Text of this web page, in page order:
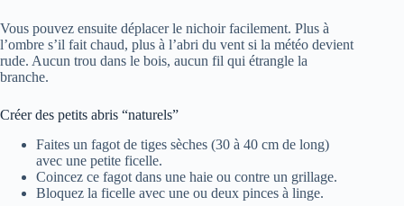
Vous pouvez ensuite déplacer le nichoir facilement. Plus à
l’ombre s’il fait chaud, plus à l’abri du vent si la météo devient
rude. Aucun trou dans le bois, aucun fil qui étrangle la
branche.
Créer des petits abris “naturels”
Faites un fagot de tiges sèches (30 à 40 cm de long)
avec une petite ficelle.
Coincez ce fagot dans une haie ou contre un grillage.
Bloquez la ficelle avec une ou deux pinces à linge.